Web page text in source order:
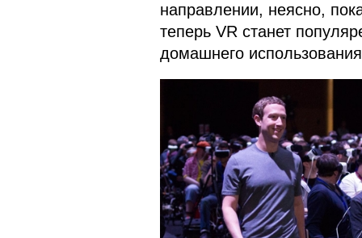
направлении, неясно,
теперь VR станет
домашнего